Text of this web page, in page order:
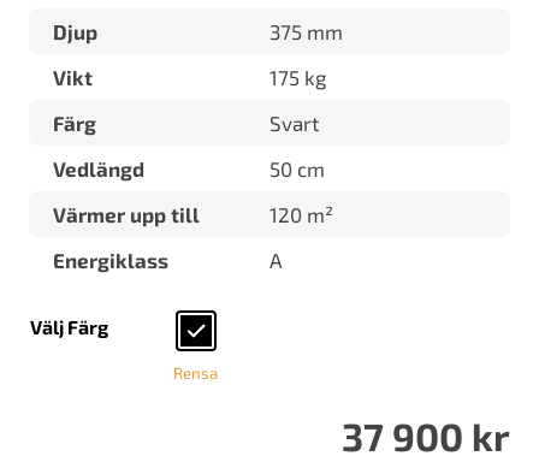
Djup
375 mm
Vikt
175 kg
Färg
Svart
Vedlängd
50 cm
Värmer upp till
120 m²
Energiklass
A
Välj Färg
Rensa
37 900 kr